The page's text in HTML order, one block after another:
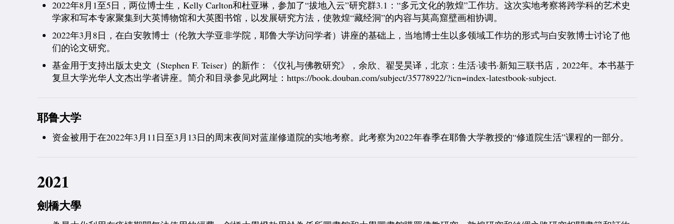
2022年8月1至5日，两位博士生，Kelly Carlton和杜亚琳，参加了“拔地入云”研究群3.1：“多元文化的敦煌”工作坊。这次实地考察将跨学科的艺术史
学家和写本专家聚集到大英博物馆和大英图书馆，以发展研究方法，使敦煌“藏经洞”的内容与莫高窟壁画相协调。
2022年3月8日，在白安敦博士（伦敦大学亚非学院，耶鲁大学访问学者）讲座的基础上，当地博士生以多领域工作坊的形式与白安敦博士讨论了他
们的论文研究。
基金用于支持出版太史文（Stephen F. Teiser）的新作：《仪礼与佛教研究》，余欣、翟旻昊译，北京：生活·读书·新知三联书店，2022年。本书基于
复旦大学光华人文杰出学者讲座。简介和目录参见此网址：https://book.douban.com/subject/35778922/?icn=index-latestbook-subject.
耶鲁大学
资金被用于在2022年3月11日至3月13日的周末夜间对蓝崖修道院的实地考察。此考察为2022年春季在耶鲁大学教授的“修道院生活”课程的一部分。
2021
劍橋大學